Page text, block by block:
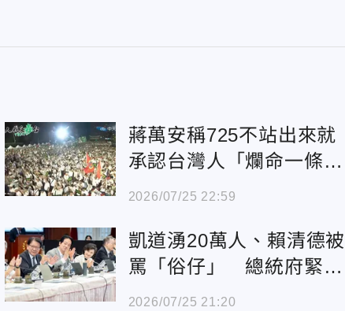
蔣萬安稱725不站出來就
承認台灣人「爛命一條」
媒體人驚：現場爛命有
2026/07/25 22:59
凱道湧20萬人、賴清德被
罵「俗仔」 總統府緊急
回應了！
2026/07/25 21:20